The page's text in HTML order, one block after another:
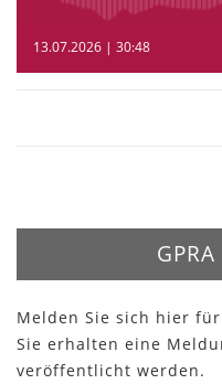
13.07.2026 | 30:48
Melden Sie sich hier für
Sie erhalten eine
veröffentlicht werden.